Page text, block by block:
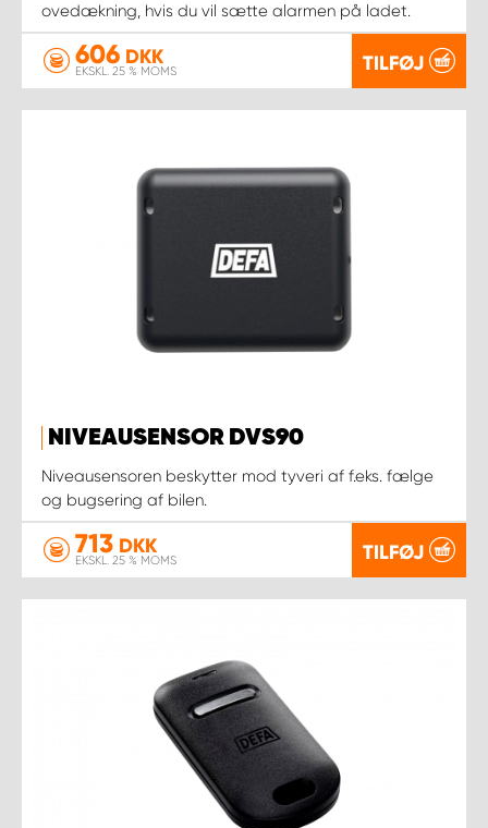
ovedækning, hvis du vil sætte alarmen på ladet.
606 DKK
EKSKL. 25 % MOMS TILFØJ
NIVEAUSENSOR DVS90
Niveausensoren beskytter mod tyveri af f.eks. fælge
og bugsering af bilen.
713 DKK
EKSKL. 25 % MOMS TILFØJ